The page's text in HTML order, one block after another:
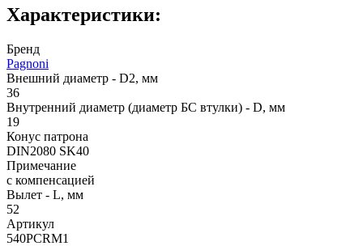
Характеристики:
Бренд
Pagnoni
Внешний диаметр - D2, мм
36
Внутренний диаметр (диаметр БС втулки) - D, мм
19
Конус патрона
DIN2080 SK40
Примечание
с компенсацией
Вылет - L, мм
52
Артикул
540PCRM1